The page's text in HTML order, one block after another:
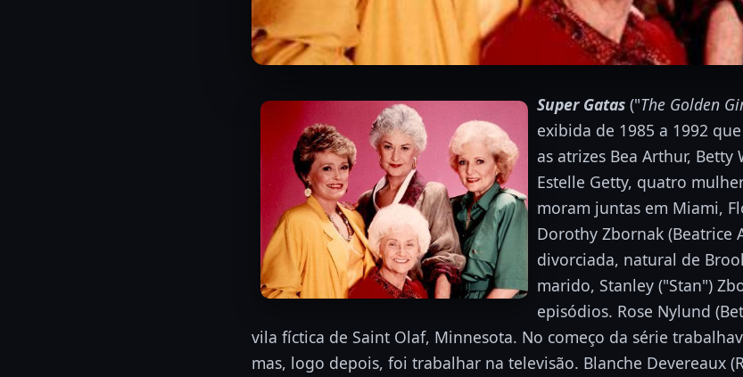
Super Gatas ("The Golden
exibida de 1985 a 1992
as atrizes Bea Arthur, Betty
Estelle Getty, quatro
moram juntas em Miami,
Dorothy Zbornak (Beatrice
divorciada, natural de
marido, Stanley ("Stan")
episódios. Rose Nylund
vila fíctica de Saint Olaf, Minnesota. No começo da série
mas, logo depois, foi trabalhar na televisão. Blanche Devereaux